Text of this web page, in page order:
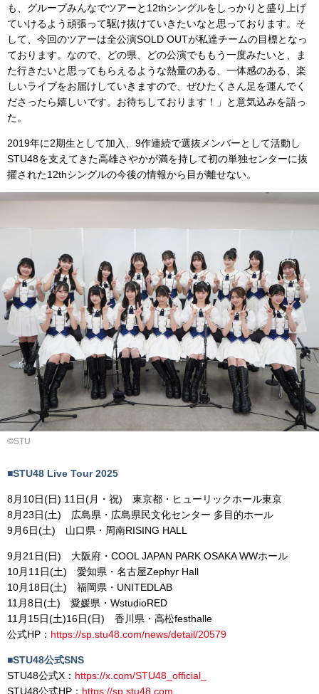
も、グループみんなでツアーと12thシングルをしっかりと盛り上げ
ていけるよう頑張って駆け抜けていきたいなと思っております。そ
して、今回のツアーは全公演SOLD OUTが私達チームの目標となっ
ております。なので、どの県、どの公演でももう一度みたいと、ま
た行きたいと思ってもらえるような熱量のある、一体感のある、楽
しいライブをお届けしていきますので、ぜひたくさん足を運んでく
ださったら嬉しいです。お待ちしております！」と意気込みを語っ
た。
2019年に2期生として加入、9作連続で選抜メンバーとして活動し
STU48を支えてきた高雄さやかが満を持して初の単独センターに抜
擢された12thシングルの今後の情報から目が離せない。
©️STU
■STU48 Live Tour 2025
8月10日(日) 11日(月・祝) 東京都・ヒューリックホール東京
8月23日(土) 広島県・広島県民文化センター 多目的ホール
9月6日(土) 山口県・周南RISING HALL
9月21日(日) 大阪府・COOL JAPAN PARK OSAKA WWホール
10月11日(土) 愛知県・名古屋Zephyr Hall
10月18日(土) 福岡県・UNITEDLAB
11月8日(土) 愛媛県・WstudioRED
11月15日(土)16日(日) 香川県・高松festhalle
公式HP： https://sp.stu48.com/news/detail/20579
■STU48公式SNS
STU48公式X： https://x.com/STU48_official_
STU48公式HP： https://sp.stu48.com